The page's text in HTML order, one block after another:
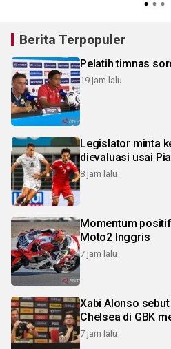
Berita Terpopuler
Pelatih timnas
19 jam lalu
Legislator minta
dievaluasi usai
8 jam lalu
Momentum
Moto2 Inggris
7 jam lalu
Xabi Alonso
Chelsea di GBK
7 jam lalu